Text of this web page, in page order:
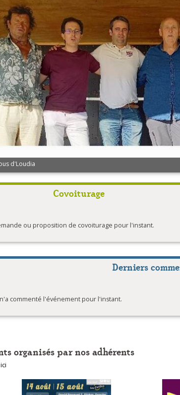
d'Loudia
Covoiturage
ou proposition de covoiturage pour l'instant.
Derniers
commenté l'événement pour l'instant.
organisés par nos adhérents